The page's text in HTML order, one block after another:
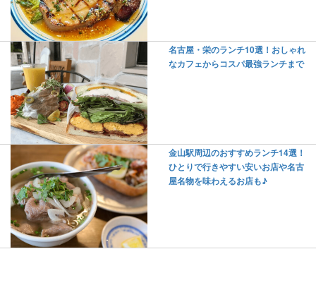
名古屋・栄のランチ10選！おしゃれ
なカフェからコスパ最強ランチまで
金山駅周辺のおすすめランチ14選！
ひとりで行きやすい安いお店や名古
屋名物を味わえるお店も♪